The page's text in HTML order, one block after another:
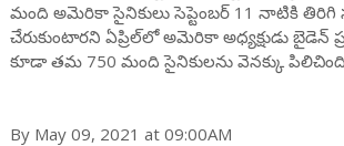
మంది అమెరికా సైనికులు సెప్టెంబర్ 11 నాటికి తిరిగి
చేరుకుంటారని ఏప్రిల్‌లో అమెరికా అధ్యక్షుడు బైడెన్
కూడా తమ 750 మంది సైనికులను వెనక్కు
By May 09, 2021 at 09:00AM